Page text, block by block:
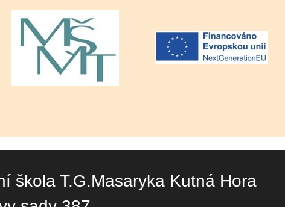
škola T.G.Masaryka Kutná Hora